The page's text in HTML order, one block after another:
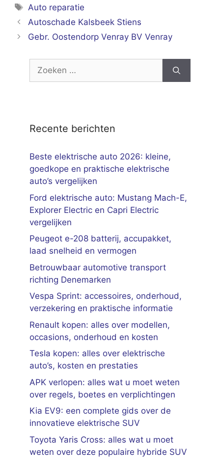
Tags
Auto reparatie
Autoschade Kalsbeek Stiens
Gebr. Oostendorp Venray BV Venray
Zoek
Recente berichten
Beste elektrische auto 2026: kleine,
goedkope en praktische elektrische
auto’s vergelijken
Ford elektrische auto: Mustang Mach-E,
Explorer Electric en Capri Electric
vergelijken
Peugeot e-208 batterij, accupakket,
laad snelheid en vermogen
Betrouwbaar automotive transport
richting Denemarken
Vespa Sprint: accessoires, onderhoud,
verzekering en praktische informatie
Renault kopen: alles over modellen,
occasions, onderhoud en kosten
Tesla kopen: alles over elektrische
auto’s, kosten en prestaties
APK verlopen: alles wat u moet weten
over regels, boetes en verplichtingen
Kia EV9: een complete gids over de
innovatieve elektrische SUV
Toyota Yaris Cross: alles wat u moet
weten over deze populaire hybride SUV